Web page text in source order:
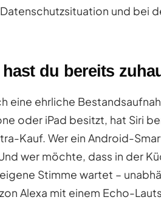
und bei
du bereits
eine ehrliche
oder iPad besitzt, hat Siri
Kauf. Wer ein Android-
wer möchte, dass in der
Stimme wartet –
Alexa mit einem Echo-